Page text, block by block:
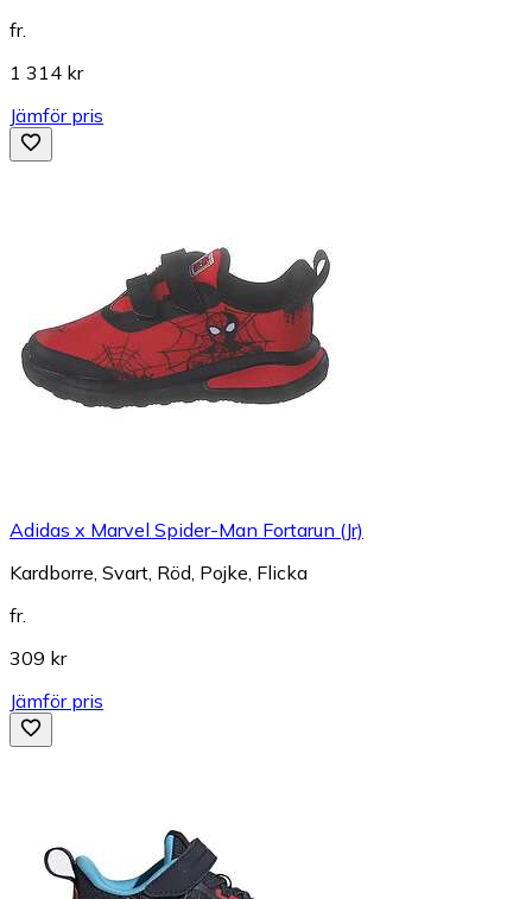
fr.
1 314 kr
Jämför pris
Adidas x Marvel Spider-Man Fortarun (Jr)
Kardborre, Svart, Röd, Pojke, Flicka
fr.
309 kr
Jämför pris